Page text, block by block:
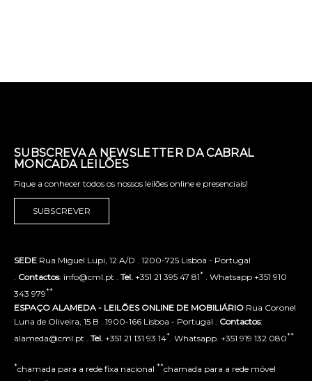
SUBSCREVA A NEWSLETTER DA CABRAL
MONCADA LEILÕES
Fique a conhecer todos os nossos leilões online e presenciais!
SUBSCREVER
SEDE Rua Miguel Lupi, 12 A/D . 1200-725 Lisboa - Portugal
Contactos: info@cml.pt . Tel. +351 21 395 47 81* . Whatsapp +351 910
343 979**
ESPAÇO ALAMEDA - LEILÕES ONLINE DE MOBILIÁRIO Rua Coronel
Luna de Oliveira, 15 B . 1900-166 Lisboa - Portugal . Contactos:
alameda@cml.pt . Tel. +351 21 131 93 14* . Whatsapp. +351 919 132 080**
*chamada para a rede fixa nacional **chamada para a rede móvel